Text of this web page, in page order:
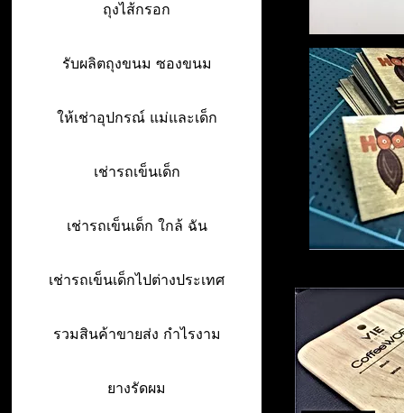
ถุงไส้กรอก
รับผลิตถุงขนม ซองขนม
ให้เช่าอุปกรณ์ แม่และเด็ก
เช่ารถเข็นเด็ก
เช่ารถเข็นเด็ก ใกล้ ฉัน
เช่ารถเข็นเด็กไปต่างประเทศ
รวมสินค้าขายส่ง กำไรงาม
ยางรัดผม